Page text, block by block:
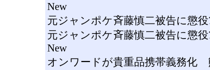
New
元ジャンポケ斉藤慎二被告に懲
元ジャンポケ斉藤慎二被告に懲
New
オンワードが貴重品携帯義務